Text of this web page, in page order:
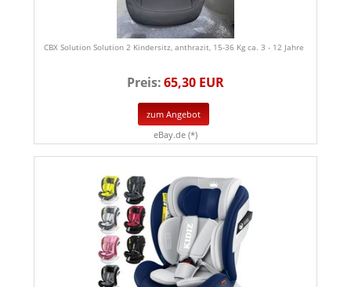
CBX Solution Solution 2 Kindersitz, anthrazit, 15-36 Kg ca. 3 - 12 Jahre
Preis:65,30 EUR
zum Angebot
eBay.de (*)